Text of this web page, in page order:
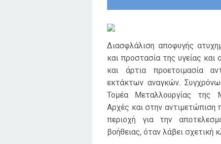
περιοδικά.
Διασφλάλιση αποφυγής
και προστασία της υγείας
και άρτια προετοιμασία
εκτάκτων αναγκών.
Τομέα Μεταλλουργίας της
Αρχές και στην αντιμετώπιση
περιοχή για την
βοήθειας, όταν λάβει σχετική